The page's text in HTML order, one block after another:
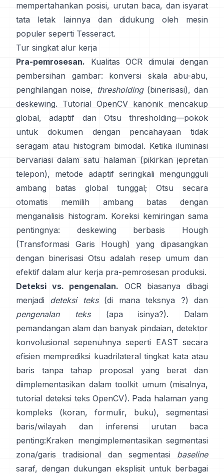
mempertahankan posisi, urutan baca, dan isyarat
tata letak lainnya dan didukung oleh mesin
populer seperti Tesseract.
Tur singkat alur kerja
Pra-pemrosesan. Kualitas OCR dimulai dengan
pembersihan gambar: konversi skala abu-abu,
penghilangan noise, thresholding(binerisasi), dan
deskewing. Tutorial OpenCV kanonik mencakup
global,
adaptif dan Otsu
thresholding—pokok
untuk dokumen dengan pencahayaan tidak
seragam atau histogram bimodal. Ketika iluminasi
bervariasi dalam satu halaman (pikirkan jepretan
telepon), metode adaptif seringkali mengungguli
ambang batas global tunggal; Otsu secara
otomatis memilih ambang batas dengan
menganalisis histogram. Koreksi kemiringan sama
pentingnya: deskewing berbasis Hough
(Transformasi Garis Hough) yang dipasangkan
dengan binerisasi Otsu adalah resep umum dan
efektif dalam alur kerja pra-pemrosesan produksi.
Deteksi vs. pengenalan. OCR biasanya dibagi
menjadi deteksi teks(di mana teksnya ?) dan
pengenalan teks(apa isinya?). Dalam
pemandangan alam dan banyak pindaian, detektor
konvolusional sepenuhnya seperti EAST secara
efisien memprediksi kuadrilateral tingkat kata atau
baris tanpa tahap proposal yang berat dan
diimplementasikan dalam toolkit umum (misalnya,
tutorial deteksi teks OpenCV). Pada halaman yang
kompleks (koran, formulir, buku), segmentasi
baris/wilayah dan inferensi urutan baca
penting:Kraken mengimplementasikan segmentasi
zona/garis tradisional dan segmentasi baseline
saraf, dengan dukungan eksplisit untuk berbagai